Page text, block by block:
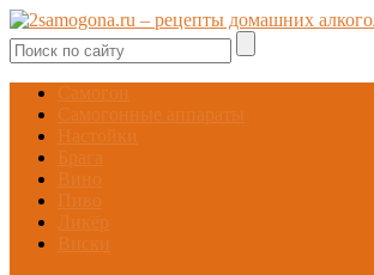
Самогон
Самогонные аппараты
Настойки
Брага
Вино
Пиво
Ликёр
Виски